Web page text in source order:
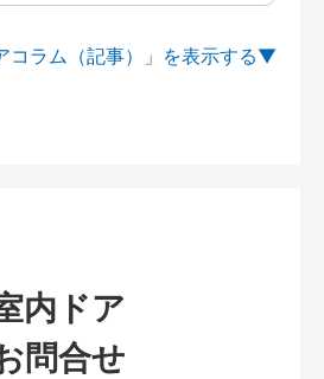
コラム（記事）」を
内ドア
問合せ